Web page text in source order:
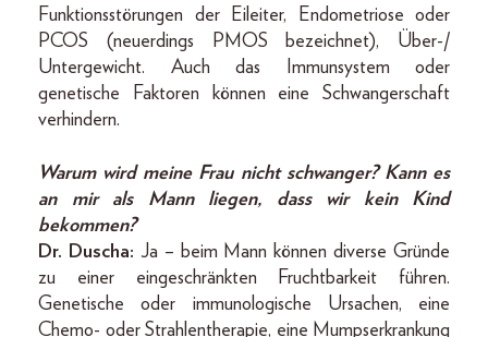
Funktionsstörungen der Eileiter, Endometriose oder
PCOS (neuerdings PMOS bezeichnet), Über-/
Untergewicht. Auch das Immunsystem oder
genetische Faktoren können eine Schwangerschaft
verhindern.
Warum wird meine Frau nicht schwanger? Kann es
an mir als Mann liegen, dass wir kein Kind
bekommen?
Dr. Duscha: Ja – beim Mann können diverse Gründe
zu einer eingeschränkten Fruchtbarkeit führen.
Genetische oder immunologische Ursachen, eine
Chemo- oder Strahlentherapie, eine Mumpserkrankung